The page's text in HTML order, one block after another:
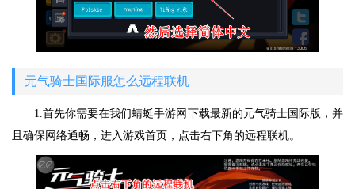
元气骑士国际服怎么远程联机
1.首先你需要在我们蜻蜓手游网下载最新的元气骑士国际版，并
且确保网络通畅，进入游戏首页，点击右下角的远程联机。